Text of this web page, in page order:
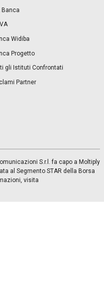
Banca
Widiba
Progetto
gli Istituti Confrontati
Partner
S.r.l. fa capo a Moltiply
al Segmento STAR della Borsa
visita